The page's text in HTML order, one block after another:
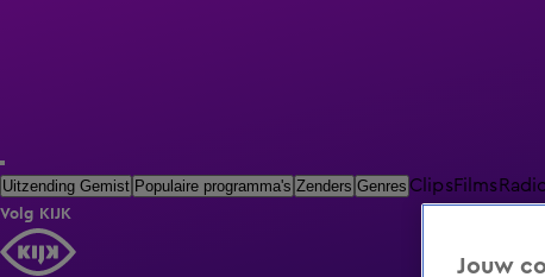
Uitzending Gemist Populaire programma's Zenders Genres ClipsFilms
Volg KIJK
Jouw